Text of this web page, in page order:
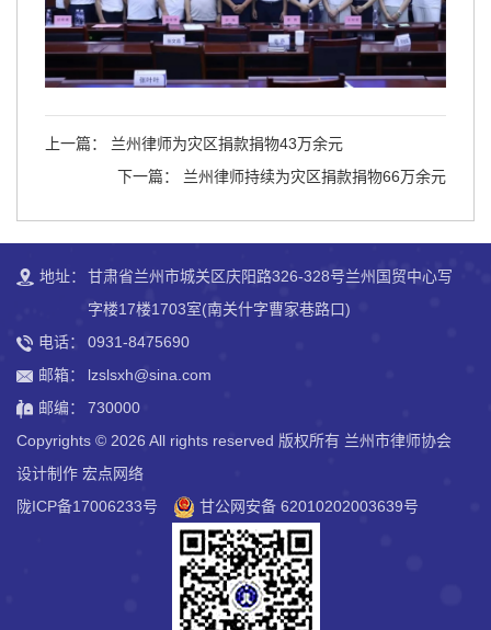
上一篇： 兰州律师为灾区捐款捐物43万余元
下一篇： 兰州律师持续为灾区捐款捐物66万余元
地址：
甘肃省兰州市城关区庆阳路326-328号兰州国贸中心写
字楼17楼1703室(南关什字曹家巷路口)
电话：
0931-8475690
邮箱：
lzslsxh@sina.com
邮编：
730000
Copyrights © 2026 All rights reserved 版权所有 兰州市律师协会
设计制作 宏点网络
陇ICP备17006233号
甘公网安备 62010202003639号